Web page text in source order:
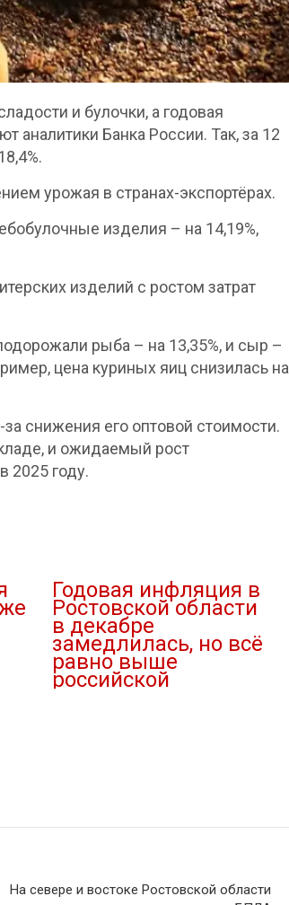
и булочки, а годовая
аналитики Банка России. Так, за 12
урожая в странах-экспортёрах.
изделия – на 14,19%,
изделий с ростом затрат
рыба – на 13,35%, и сыр –
цена куриных яиц снизилась на
снижения его оптовой стоимости.
и ожидаемый рост
2025 году.
Годовая инфляция в
Ростовской области
в декабре
замедлилась, но всё
равно выше
российской
На севере и востоке Ростовской области